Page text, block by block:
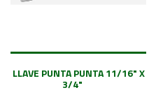
LLAVE PUNTA PUNTA 11/16" X
3/4"